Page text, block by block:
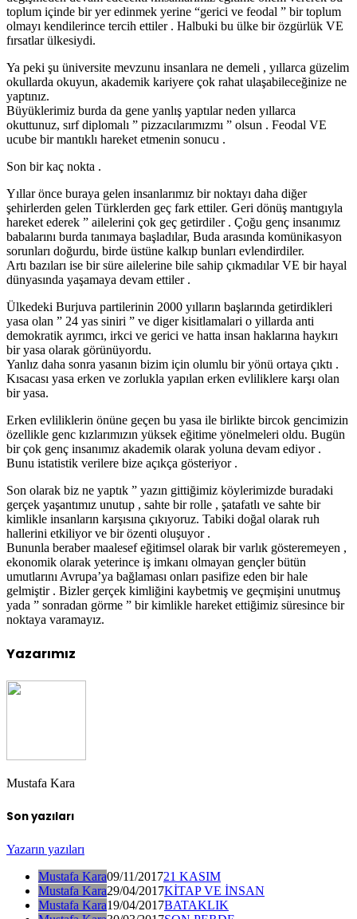
toplum içinde bir yer edinmek yerine “gerici ve feodal ” bir toplum
olmayı kendilerince tercih ettiler . Halbuki bu ülke bir özgürlük VE
fırsatlar ülkesiydi.
Ya peki şu üniversite mevzunu insanlara ne demeli , yıllarca güzelim
okullarda okuyun, akademik kariyere çok rahat ulaşabileceğinize ne
yaptınız.
Büyüklerimiz burda da gene yanlış yaptılar neden yıllarca
okuttunuz, sırf diplomalı ” pizzacılarımızmı ” olsun . Feodal VE
ucube bir mantıklı hareket etmenin sonucu .
Son bir kaç nokta .
Yıllar önce buraya gelen insanlarımız bir noktayı daha diğer
şehirlerden gelen Türklerden geç fark ettiler. Geri dönüş mantıgıyla
hareket ederek ” ailelerini çok geç getirdiler . Çoğu genç insanımız
babalarını burda tanımaya başladılar, Buda arasında komünikasyon
sorunları doğurdu, birde üstüne kalkıp bunları evlendirdiler.
Artı bazıları ise bir süre ailelerine bile sahip çıkmadılar VE bir hayal
dünyasında yaşamaya devam ettiler .
Ülkedeki Burjuva partilerinin 2000 yılların başlarında getirdikleri
yasa olan ” 24 yas siniri ” ve diger kisitlamalari o yillarda anti
demokratik ayrımcı, irkci ve gerici ve hatta insan haklarına haykırı
bir yasa olarak görünüyordu.
Yanlız daha sonra yasanın bizim için olumlu bir yönü ortaya çıktı .
Kısacası yasa erken ve zorlukla yapılan erken evliliklere karşı olan
bir yasa.
Erken evliliklerin önüne geçen bu yasa ile birlikte bircok gencimizin
özellikle genc kızlarımızın yüksek eğitime yönelmeleri oldu. Bugün
bir çok genç insanımız akademik olarak yoluna devam ediyor .
Bunu istatistik verilere bize açıkça gösteriyor .
Son olarak biz ne yaptık ” yazın gittiğimiz köylerimizde buradaki
gerçek yaşantımız unutup , sahte bir rolle , şatafatlı ve sahte bir
kimlikle insanların karşısına çıkıyoruz. Tabiki doğal olarak ruh
hallerini etkiliyor ve bir özenti oluşuyor .
Bununla beraber maalesef eğitimsel olarak bir varlık gösteremeyen ,
ekonomik olarak yeterince iş imkanı olmayan gençler bütün
umutlarını Avrupa’ya bağlaması onları pasifize eden bir hale
gelmiştir . Bizler gerçek kimliğini kaybetmiş ve geçmişini unutmuş
yada ” sonradan görme ” bir kimlikle hareket ettiğimiz süresince bir
noktaya varamayız.
Yazarımız
Mustafa Kara
Son yazıları
Yazarın yazıları
Mustafa Kara09/11/201721 KASIM
Mustafa Kara29/04/2017KİTAP VE İNSAN
Mustafa Kara19/04/2017BATAKLIK